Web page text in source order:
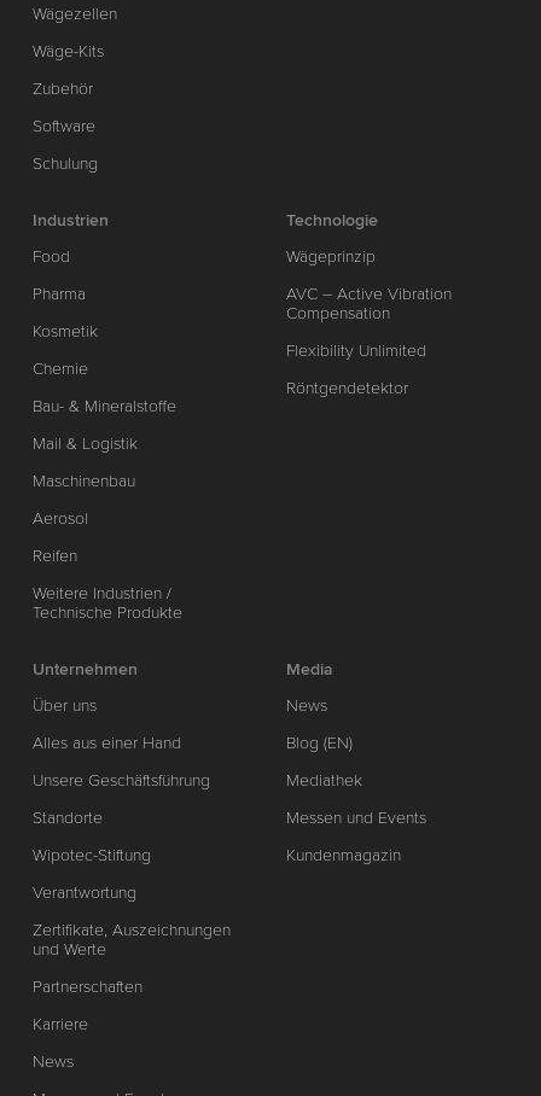
Wägezellen
Wäge-Kits
Zubehör
Software
Schulung
Industrien
Food
Pharma
Kosmetik
Chemie
Bau- & Mineralstoffe
Mail & Logistik
Maschinenbau
Aerosol
Reifen
Weitere Industrien /
Technische Produkte
Technologie
Wägeprinzip
AVC – Active Vibration
Compensation
Flexibility Unlimited
Röntgendetektor
Unternehmen
Über uns
Alles aus einer Hand
Unsere Geschäftsführung
Standorte
Wipotec-Stiftung
Verantwortung
Zertifikate, Auszeichnungen
und Werte
Partnerschaften
Karriere
News
Media
News
Blog (EN)
Mediathek
Messen und Events
Kundenmagazin